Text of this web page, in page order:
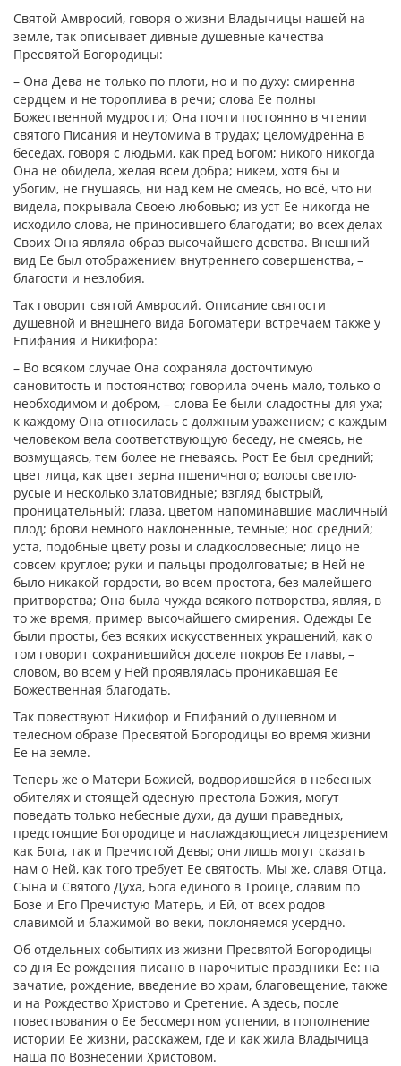
Святой Амвросий, говоря о жизни Владычицы нашей на
земле, так описывает дивные душевные качества
Пресвятой Богородицы:
– Она Дева не только по плоти, но и по духу: смиренна
сердцем и не тороплива в речи; слова Ее полны
Божественной мудрости; Она почти постоянно в чтении
святого Писания и неутомима в трудах; целомудренна в
беседах, говоря с людьми, как пред Богом; никого никогда
Она не обидела, желая всем добра; никем, хотя бы и
убогим, не гнушаясь, ни над кем не смеясь, но всё, что ни
видела, покрывала Своею любовью; из уст Ее никогда не
исходило слова, не приносившего благодати; во всех делах
Своих Она являла образ высочайшего девства. Внешний
вид Ее был отображением внутреннего совершенства, –
благости и незлобия.
Так говорит святой Амвросий. Описание святости
душевной и внешнего вида Богоматери встречаем также у
Епифания и Никифора:
– Во всяком случае Она сохраняла досточтимую
сановитость и постоянство; говорила очень мало, только о
необходимом и добром, – слова Ее были сладостны для уха;
к каждому Она относилась с должным уважением; с каждым
человеком вела соответствующую беседу, не смеясь, не
возмущаясь, тем более не гневаясь. Рост Ее был средний;
цвет лица, как цвет зерна пшеничного; волосы светло-
русые и несколько златовидные; взгляд быстрый,
проницательный; глаза, цветом напоминавшие масличный
плод; брови немного наклоненные, темные; нос средний;
уста, подобные цвету розы и сладкословесные; лицо не
совсем круглое; руки и пальцы продолговатые; в Ней не
было никакой гордости, во всем простота, без малейшего
притворства; Она была чужда всякого потворства, являя, в
то же время, пример высочайшего смирения. Одежды Ее
были просты, без всяких искусственных украшений, как о
том говорит сохранившийся доселе покров Ее главы, –
словом, во всем у Ней проявлялась проникавшая Ее
Божественная благодать.
Так повествуют Никифор и Епифаний о душевном и
телесном образе Пресвятой Богородицы во время жизни
Ее на земле.
Теперь же о Матери Божией, водворившейся в небесных
обителях и стоящей одесную престола Божия, могут
поведать только небесные духи, да души праведных,
предстоящие Богородице и наслаждающиеся лицезрением
как Бога, так и Пречистой Девы; они лишь могут сказать
нам о Ней, как того требует Ее святость. Мы же, славя Отца,
Сына и Святого Духа, Бога единого в Троице, славим по
Бозе и Его Пречистую Матерь, и Ей, от всех родов
славимой и блажимой во веки, поклоняемся усердно.
Об отдельных событиях из жизни Пресвятой Богородицы
со дня Ее рождения писано в нарочитые праздники Ее: на
зачатие, рождение, введение во храм, благовещение, также
и на Рождество Христово и Сретение. А здесь, после
повествования о Ее бессмертном успении, в пополнение
истории Ее жизни, расскажем, где и как жила Владычица
наша по Вознесении Христовом.